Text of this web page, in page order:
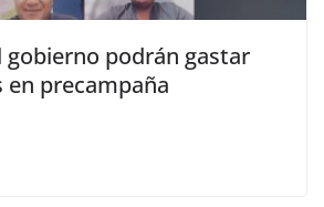
gobierno podrán gastar
en precampaña